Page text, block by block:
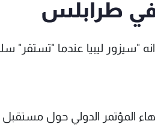
في طرابلس
"سيزور ليبيا عندما
المؤتمر الدولي حول مستقبل